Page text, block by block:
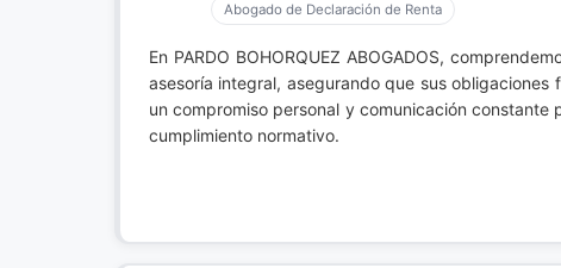
Abogado de Declaración de Renta
En PARDO BOHORQUEZ ABOGADOS,
asesoría integral, asegurando que sus
un compromiso personal y comunicación
cumplimiento normativo.